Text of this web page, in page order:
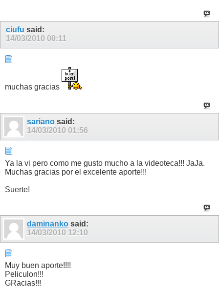
ciufu said:
14/03/2010 00:11
muchas gracias
sariano said:
14/03/2010 01:56
Ya la vi pero como me gusto mucho a la videoteca!!! JaJa.
Muchas gracias por el excelente aporte!!!
Suerte!
daminanko said:
14/03/2010 12:10
Muy buen aporte!!!!
Peliculon!!!
GRacias!!!